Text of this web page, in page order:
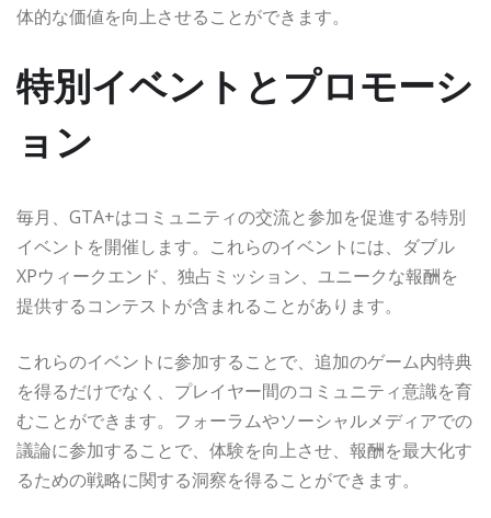
体的な価値を向上させることができます。
特別イベントとプロモーシ
ョン
毎月、GTA+はコミュニティの交流と参加を促進する特別
イベントを開催します。これらのイベントには、ダブル
XPウィークエンド、独占ミッション、ユニークな報酬を
提供するコンテストが含まれることがあります。
これらのイベントに参加することで、追加のゲーム内特典
を得るだけでなく、プレイヤー間のコミュニティ意識を育
むことができます。フォーラムやソーシャルメディアでの
議論に参加することで、体験を向上させ、報酬を最大化す
るための戦略に関する洞察を得ることができます。